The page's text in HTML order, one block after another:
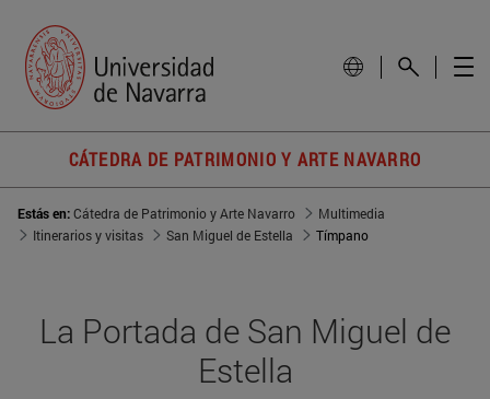
CÁTEDRA DE PATRIMONIO Y ARTE NAVARRO
Estás en:Cátedra de Patrimonio y Arte Navarro
Multimedia
Itinerarios y visitas
San Miguel de Estella Tímpano
La Portada de San Miguel de
Estella